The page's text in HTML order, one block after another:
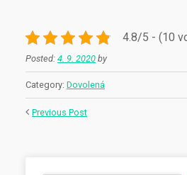
4.8/5 - (10
Posted: 4. 9. 2020 by
Category: Dovolená
Previous Post